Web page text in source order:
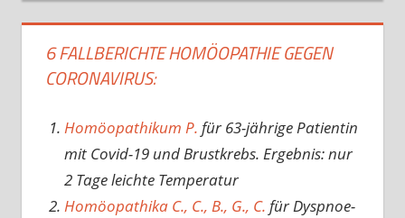
6 FALLBERICHTE HOMÖOPATHIE GEGEN
CORONAVIRUS:
Homöopathikum P. für 63-jährige Patientin
mit Covid-19 und Brustkrebs. Ergebnis: nur
2 Tage leichte Temperatur
Homöopathika C., C., B., G., C. für Dyspnoe-